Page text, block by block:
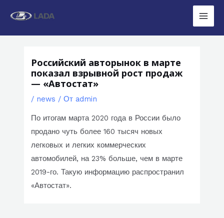
Main
Российский авторынок в марте
показал взрывной рост продаж
— «Автостат»
/ news / От admin
По итогам марта 2020 года в России было
продано чуть более 160 тысяч новых
легковых и легких коммерческих
автомобилей, на 23% больше, чем в марте
2019-го. Такую информацию распространил
«Автостат».